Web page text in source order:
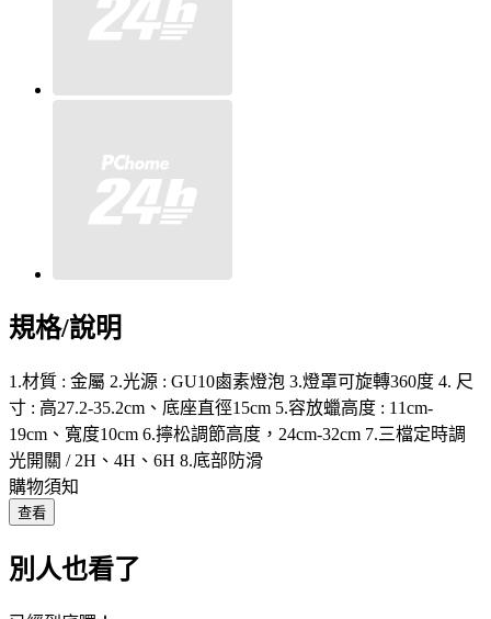
規格/說明
1.材質 : 金屬 2.光源 : GU10鹵素燈泡 3.燈罩可旋轉360度 4. 尺
寸 : 高27.2-35.2cm、底座直徑15cm 5.容放蠟高度 : 11cm-
19cm、寬度10cm 6.擰松調節高度，24cm-32cm 7.三檔定時調
光開關 / 2H、4H、6H 8.底部防滑
購物須知
查看
別人也看了